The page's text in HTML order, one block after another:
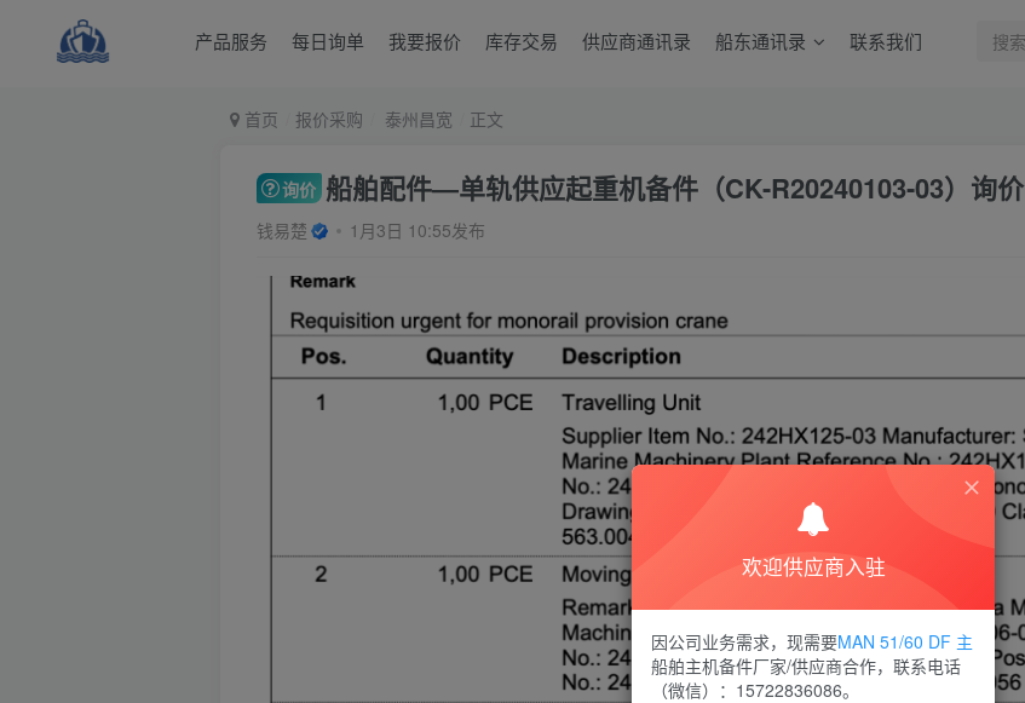
产品服务 每日询单 我要报价 库存交易 供应商通讯录 船东通讯录 联系我们
首页 报价采购 泰州昌宽 正文
询价 船舶配件—单轨供应起重机备件（CK-R20240103-03）询价
钱易楚 1月3日 10:55发布
欢迎供应商入驻
因公司业务需求，现需要MAN 51/60 DF 主
船舶主机备件厂家/供应商合作，联系电话
（微信）：15722836086。